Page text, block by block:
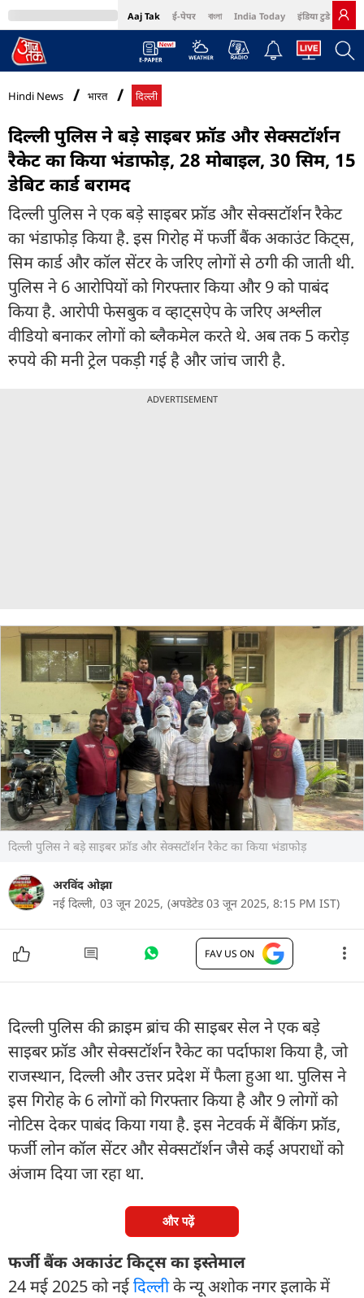
Aaj Tak ई-पेपर বাংলা India Today इंडिया टुडे हिंदी
MumbaiTak Cosmopolitan Harper's Bazaar Northeast
Hindi News भारत दिल्ली
दिल्ली पुलिस ने बड़े साइबर फ्रॉड और सेक्सटॉर्शन
रैकेट का किया भंडाफोड़, 28 मोबाइल, 30 सिम, 15
डेबिट कार्ड बरामद
दिल्ली पुलिस ने एक बड़े साइबर फ्रॉड और सेक्सटॉर्शन रैकेट
का भंडाफोड़ किया है. इस गिरोह में फर्जी बैंक अकाउंट किट्स,
सिम कार्ड और कॉल सेंटर के जरिए लोगों से ठगी की जाती थी.
पुलिस ने 6 आरोपियों को गिरफ्तार किया और 9 को पाबंद
किया है. आरोपी फेसबुक व व्हाट्सऐप के जरिए अश्लील
वीडियो बनाकर लोगों को ब्लैकमेल करते थे. अब तक 5 करोड़
रुपये की मनी ट्रेल पकड़ी गई है और जांच जारी है.
ADVERTISEMENT
दिल्ली पुलिस ने बड़े साइबर फ्रॉड और सेक्सटॉर्शन रैकेट का किया भंडाफोड़
अरविंद ओझा
नई दिल्ली, 03 जून 2025, (अपडेटेड 03 जून 2025, 8:15 PM IST)
FAV US ON
दिल्ली पुलिस की क्राइम ब्रांच की साइबर सेल ने एक बड़े
साइबर फ्रॉड और सेक्सटॉर्शन रैकेट का पर्दाफाश किया है, जो
राजस्थान, दिल्ली और उत्तर प्रदेश में फैला हुआ था. पुलिस ने
इस गिरोह के 6 लोगों को गिरफ्तार किया है और 9 लोगों को
नोटिस देकर पाबंद किया गया है. इस नेटवर्क में बैंकिंग फ्रॉड,
फर्जी लोन कॉल सेंटर और सेक्सटॉर्शन जैसे कई अपराधों को
अंजाम दिया जा रहा था.
और पढ़ें
फर्जी बैंक अकाउंट किट्स का इस्तेमाल
24 मई 2025 को नईदिल्लीके न्यू अशोक नगर इलाके में